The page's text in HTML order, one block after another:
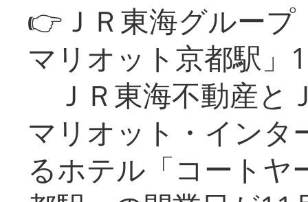
👉ＪＲ東海グルー
マリオット京都駅」
ＪＲ東海不動産と
マリオット・インタ
るホテル「コートヤ